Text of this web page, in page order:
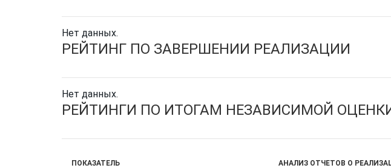
Нет данных.
РЕЙТИНГ ПО ЗАВЕРШЕНИИ РЕАЛИЗАЦИИ
Нет данных.
РЕЙТИНГИ ПО ИТОГАМ НЕЗАВИСИМОЙ
ПОКАЗАТЕЛЬ АНАЛИЗ ОТЧЕТОВ О